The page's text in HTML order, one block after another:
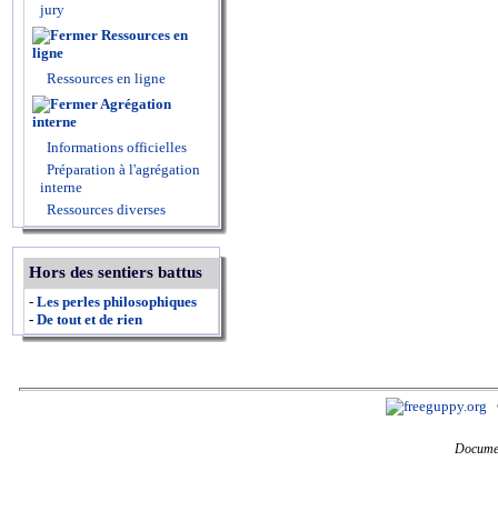
jury
Ressources en
ligne
Ressources en ligne
Agrégation
interne
Informations officielles
Préparation à l'agrégation
interne
Ressources diverses
Hors des sentiers battus
- Les perles philosophiques
- De tout et de rien